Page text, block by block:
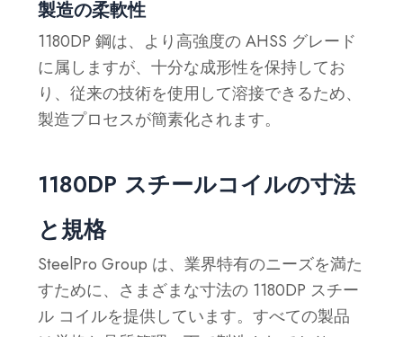
製造の柔軟性
1180DP 鋼は、より高強度の AHSS グレード
に属しますが、十分な成形性を保持してお
り、従来の技術を使用して溶接できるため、
製造プロセスが簡素化されます。
1180DP スチールコイルの寸法
と規格
SteelPro Group は、業界特有のニーズを満た
すために、さまざまな寸法の 1180DP スチー
ル コイルを提供しています。すべての製品